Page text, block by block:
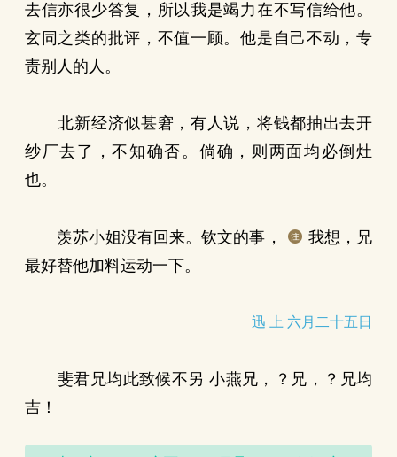
去信亦很少答复，所以我是竭力在不写信给他。
玄同之类的批评，不值一顾。他是自己不动，专
责别人的人。
北新经济似甚窘，有人说，将钱都抽出去开
纱厂去了，不知确否。倘确，则两面均必倒灶
也。
羡苏小姐没有回来。钦文的事，
我想，兄
最好替他加料运动一下。
迅 上 六月二十五日
斐君兄均此致候不另 小燕兄，？兄，？兄均
吉！